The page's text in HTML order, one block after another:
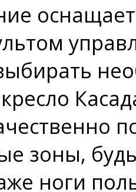
зоны,
ноги